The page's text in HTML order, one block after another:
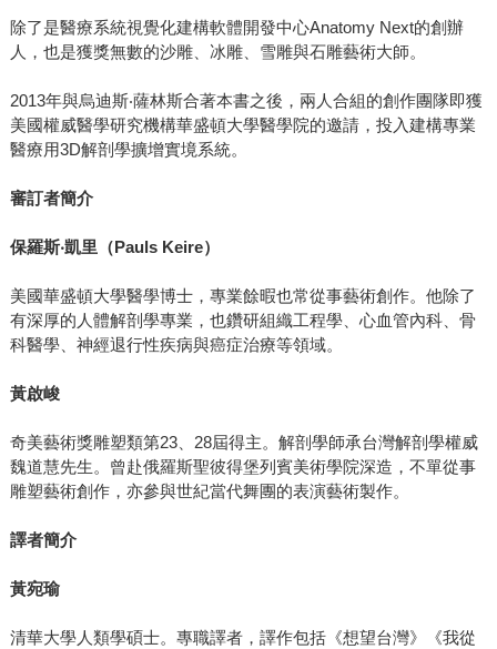
除了是醫療系統視覺化建構軟體開發中心Anatomy Next的創辦
人，也是獲獎無數的沙雕、冰雕、雪雕與石雕藝術大師。
2013年與烏迪斯‧薩林斯合著本書之後，兩人合組的創作團隊即獲
美國權威醫學研究機構華盛頓大學醫學院的邀請，投入建構專業
醫療用3D解剖學擴增實境系統。
審訂者簡介
保羅斯‧凱里（Pauls Keire）
美國華盛頓大學醫學博士，專業餘暇也常從事藝術創作。他除了
有深厚的人體解剖學專業，也鑽研組織工程學、心血管內科、骨
科醫學、神經退行性疾病與癌症治療等領域。
黃啟峻
奇美藝術獎雕塑類第23、28屆得主。解剖學師承台灣解剖學權威
魏道慧先生。曾赴俄羅斯聖彼得堡列賓美術學院深造，不單從事
雕塑藝術創作，亦參與世紀當代舞團的表演藝術製作。
譯者簡介
黃宛瑜
清華大學人類學碩士。專職譯者，譯作包括《想望台灣》《我從